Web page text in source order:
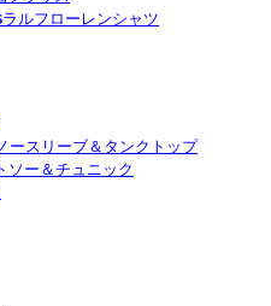
ラルフローレンシャツ
ノースリーブ＆タンクトップ
ソー＆チュニック